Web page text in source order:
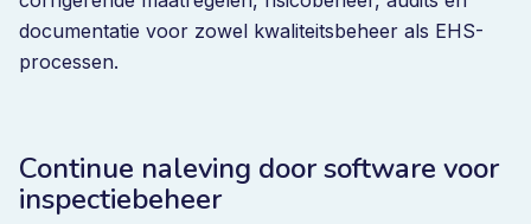
documentatie voor zowel kwaliteitsbeheer als EHS-
processen.
Continue naleving door software voor
inspectiebeheer